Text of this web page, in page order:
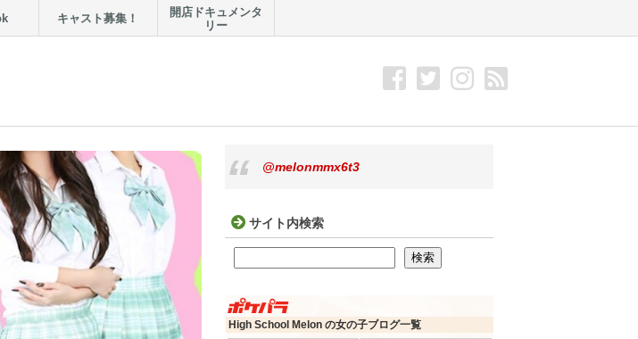
キャスト募集！
開店ドキュメンタ
リー
@melonmmx6t3
サイト内検索
検索